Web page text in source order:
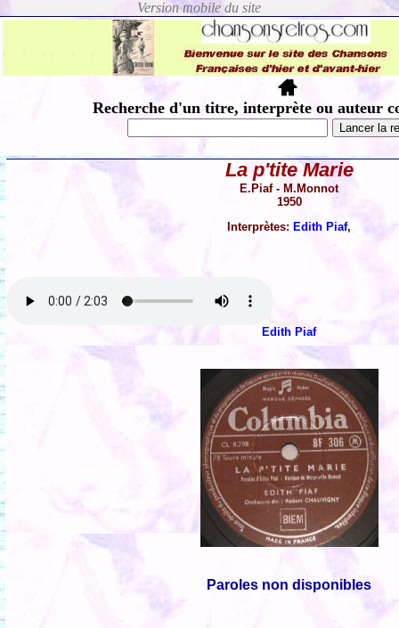
Recherche d'un titre, interprète ou auteur
La p'tite Marie
E.Piaf - M.Monnot
1950
Interprètes: Edith Piaf,
Edith Piaf
Paroles non disponibles